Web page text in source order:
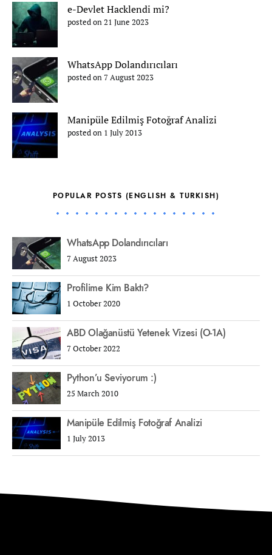
e-Devlet Hacklendi mi?
posted on 21 June 2023
WhatsApp Dolandırıcıları
posted on 7 August 2023
Manipüle Edilmiş Fotoğraf Analizi
posted on 1 July 2013
POPULAR POSTS (ENGLISH & TURKISH)
WhatsApp Dolandırıcıları
7 August 2023
Profilime Kim Baktı?
1 October 2020
ABD Olağanüstü Yetenek Vizesi (O-1A)
7 October 2022
Python’u Seviyorum :)
25 March 2010
Manipüle Edilmiş Fotoğraf Analizi
1 July 2013